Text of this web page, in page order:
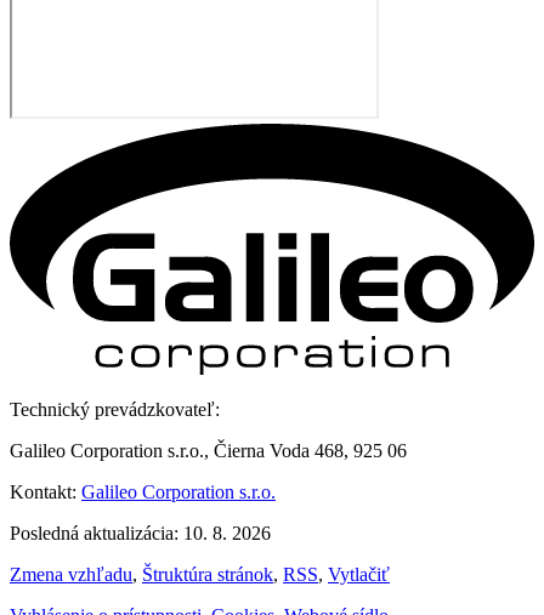
Technický prevádzkovateľ:
Galileo Corporation s.r.o., Čierna Voda 468, 925 06
Kontakt: Galileo Corporation s.r.o.
Posledná aktualizácia: 10. 8. 2026
Zmena vzhľadu, Štruktúra stránok, RSS, Vytlačiť